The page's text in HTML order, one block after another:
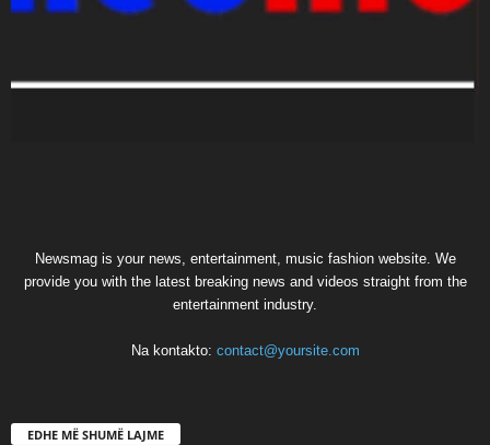
Newsmag is your news, entertainment, music fashion website. We
provide you with the latest breaking news and videos straight from the
entertainment industry.
Na kontakto: contact@yoursite.com
EDHE MË SHUMË LAJME